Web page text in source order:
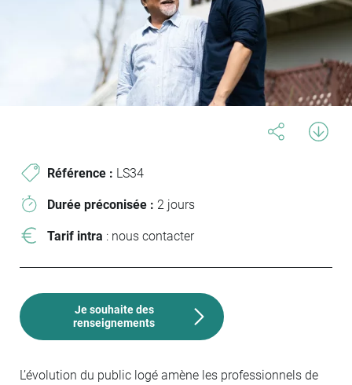
Référence : LS34
Durée préconisée : 2 jours
Tarif intra : nous contacter
Je souhaite des
renseignements
L’évolution du public logé amène les professionnels de